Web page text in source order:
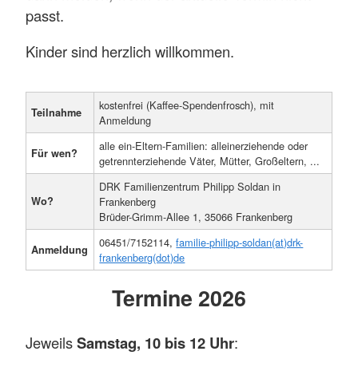
passt.
Kinder sind herzlich willkommen.
Teilnahme
kostenfrei (Kaffee-Spendenfrosch), mit
Anmeldung
Für wen?
alle ein-Eltern-Familien: alleinerziehende oder
getrennterziehende Väter, Mütter, Großeltern, ...
Wo?
DRK Familienzentrum Philipp Soldan in
Frankenberg
Brüder-Grimm-Allee 1, 35066 Frankenberg
Anmeldung 06451/7152114,familie-philipp-soldan(at)drk-
frankenberg(dot)de
Termine 2026
JeweilsSamstag, 10 bis 12 Uhr: